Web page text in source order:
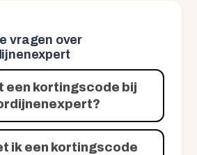
vragen over
een kortingscode bij
ik een kortingscode